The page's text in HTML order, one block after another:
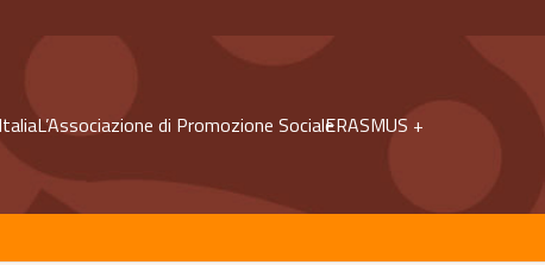
L’Associazione di Promozione SocialeERASMUS +